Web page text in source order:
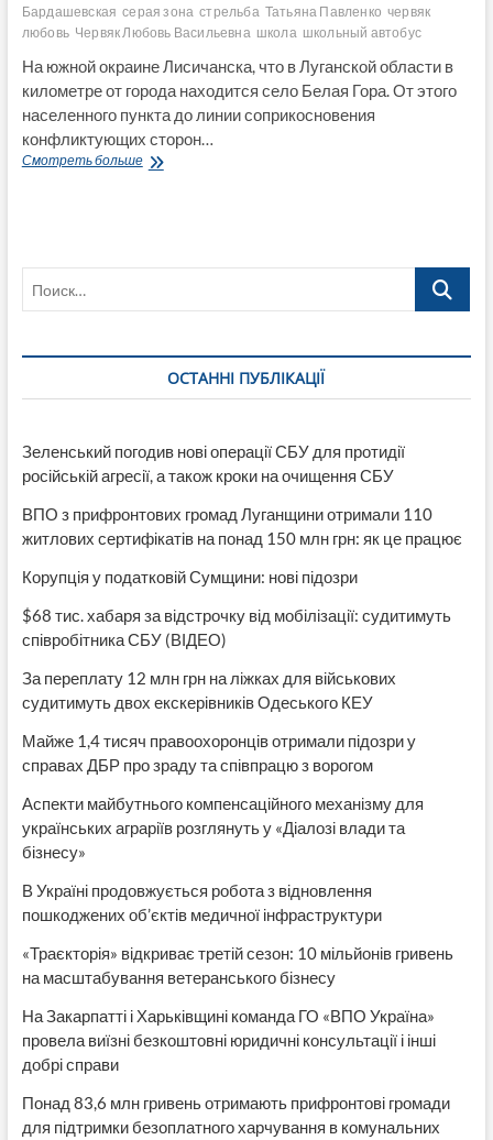
Бардашевская серая зона стрельба Татьяна Павленко червяк
любовь Червяк Любовь Васильевна школа школьный автобус
На южной окраине Лисичанска, что в Луганской области в
километре от города находится село Белая Гора. От этого
населенного пункта до линии соприкосновения
конфликтующих сторон…
Смотреть большеБелая
Поиск…
ОСТАННІ ПУБЛІКАЦІЇ
Зеленський погодив нові операції СБУ для протидії
російській агресії, а також кроки на очищення СБУ
ВПО з прифронтових громад Луганщини отримали 110
житлових сертифікатів на понад 150 млн грн: як це працює
Корупція у податковій Сумщини: нові підозри
$68 тис. хабаря за відстрочку від мобілізації: судитимуть
співробітника СБУ (ВІДЕО)
За переплату 12 млн грн на ліжках для військових
судитимуть двох екскерівників Одеського КЕУ
Майже 1,4 тисяч правоохоронців отримали підозри у
справах ДБР про зраду та співпрацю з ворогом
Аспекти майбутнього компенсаційного механізму для
українських аграріїв розглянуть у «Діалозі влади та
бізнесу»
В Україні продовжується робота з відновлення
пошкоджених об’єктів медичної інфраструктури
«Траєкторія» відкриває третій сезон: 10 мільйонів гривень
на масштабування ветеранського бізнесу
На Закарпатті і Харьківщині команда ГО «ВПО Україна»
провела виїзні безкоштовні юридичні консультації і інші
добрі справи
Понад 83,6 млн гривень отримають прифронтові громади
для підтримки безоплатного харчування в комунальних